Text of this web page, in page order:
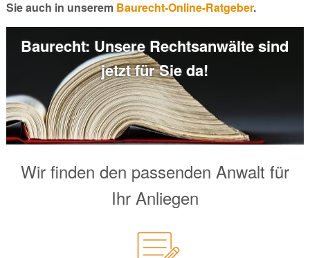
Sie auch in unserem Baurecht-Online-Ratgeber.
Baurecht: Unsere Rechtsanwälte sind
jetzt für Sie da!
Wir finden den passenden Anwalt für
Ihr Anliegen